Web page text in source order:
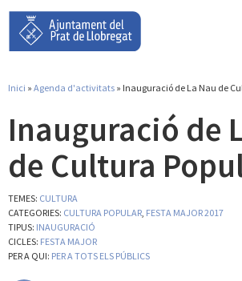
Inici » Agenda d'activitats » Inauguració de La Nau de
Inauguració de
de Cultura
TEMES: CULTURA
CATEGORIES: CULTURA POPULAR, FESTA MAJOR 2017
TIPUS: INAUGURACIÓ
CICLES: FESTA MAJOR
PER A QUI: PER A TOTS ELS PÚBLICS